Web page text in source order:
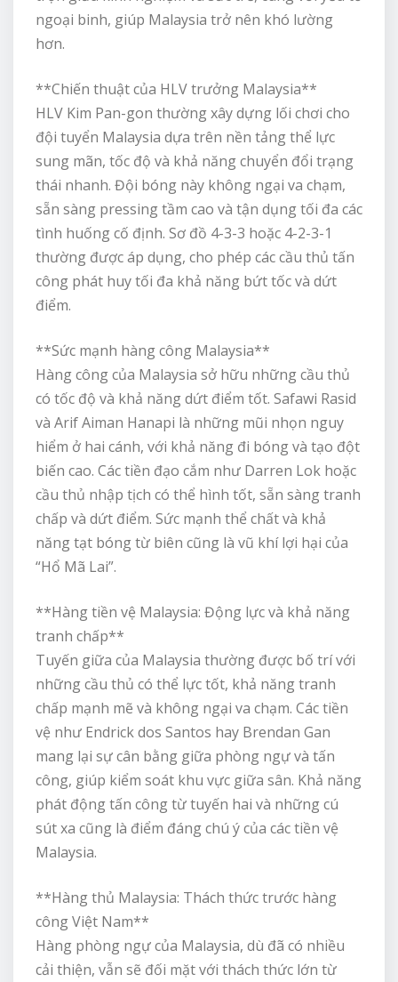
ngoại binh, giúp Malaysia trở nên khó lường
hơn.
**Chiến thuật của HLV trưởng Malaysia**
HLV Kim Pan-gon thường xây dựng lối chơi cho
đội tuyển Malaysia dựa trên nền tảng thể lực
sung mãn, tốc độ và khả năng chuyển đổi trạng
thái nhanh. Đội bóng này không ngại va chạm,
sẵn sàng pressing tầm cao và tận dụng tối đa các
tình huống cố định. Sơ đồ 4-3-3 hoặc 4-2-3-1
thường được áp dụng, cho phép các cầu thủ tấn
công phát huy tối đa khả năng bứt tốc và dứt
điểm.
**Sức mạnh hàng công Malaysia**
Hàng công của Malaysia sở hữu những cầu thủ
có tốc độ và khả năng dứt điểm tốt. Safawi Rasid
và Arif Aiman Hanapi là những mũi nhọn nguy
hiểm ở hai cánh, với khả năng đi bóng và tạo đột
biến cao. Các tiền đạo cắm như Darren Lok hoặc
cầu thủ nhập tịch có thể hình tốt, sẵn sàng tranh
chấp và dứt điểm. Sức mạnh thể chất và khả
năng tạt bóng từ biên cũng là vũ khí lợi hại của
“Hổ Mã Lai”.
**Hàng tiền vệ Malaysia: Động lực và khả năng
tranh chấp**
Tuyến giữa của Malaysia thường được bố trí với
những cầu thủ có thể lực tốt, khả năng tranh
chấp mạnh mẽ và không ngại va chạm. Các tiền
vệ như Endrick dos Santos hay Brendan Gan
mang lại sự cân bằng giữa phòng ngự và tấn
công, giúp kiểm soát khu vực giữa sân. Khả năng
phát động tấn công từ tuyến hai và những cú
sút xa cũng là điểm đáng chú ý của các tiền vệ
Malaysia.
**Hàng thủ Malaysia: Thách thức trước hàng
công Việt Nam**
Hàng phòng ngự của Malaysia, dù đã có nhiều
cải thiện, vẫn sẽ đối mặt với thách thức lớn từ